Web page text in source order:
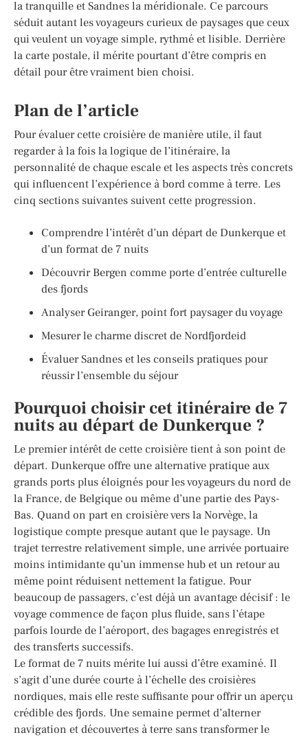
la tranquille et Sandnes la méridionale. Ce parcours
séduit autant les voyageurs curieux de paysages que ceux
qui veulent un voyage simple, rythmé et lisible. Derrière
la carte postale, il mérite pourtant d’être compris en
détail pour être vraiment bien choisi.
Plan de l’article
Pour évaluer cette croisière de manière utile, il faut
regarder à la fois la logique de l’itinéraire, la
personnalité de chaque escale et les aspects très concrets
qui influencent l’expérience à bord comme à terre. Les
cinq sections suivantes suivent cette progression.
Comprendre l’intérêt d’un départ de Dunkerque et
d’un format de 7 nuits
Découvrir Bergen comme porte d’entrée culturelle
des fjords
Analyser Geiranger, point fort paysager du voyage
Mesurer le charme discret de Nordfjordeid
Évaluer Sandnes et les conseils pratiques pour
réussir l’ensemble du séjour
Pourquoi choisir cet itinéraire de 7
nuits au départ de Dunkerque ?
Le premier intérêt de cette croisière tient à son point de
départ. Dunkerque offre une alternative pratique aux
grands ports plus éloignés pour les voyageurs du nord de
la France, de Belgique ou même d’une partie des Pays-
Bas. Quand on part en croisière vers la Norvège, la
logistique compte presque autant que le paysage. Un
trajet terrestre relativement simple, une arrivée portuaire
moins intimidante qu’un immense hub et un retour au
même point réduisent nettement la fatigue. Pour
beaucoup de passagers, c’est déjà un avantage décisif : le
voyage commence de façon plus fluide, sans l’étape
parfois lourde de l’aéroport, des bagages enregistrés et
des transferts successifs.
Le format de 7 nuits mérite lui aussi d’être examiné. Il
s’agit d’une durée courte à l’échelle des croisières
nordiques, mais elle reste suffisante pour offrir un aperçu
crédible des fjords. Une semaine permet d’alterner
navigation et découvertes à terre sans transformer le